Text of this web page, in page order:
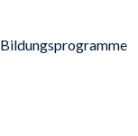
Bildungsprogramme